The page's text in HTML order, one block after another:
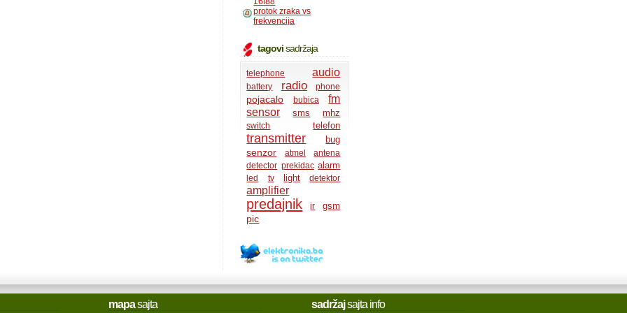
protok zraka vs
frekvencija
tagovisadržaja
telephone audio
battery radio phone
pojacalo bubica
fm
sensor
sms mhz
switch telefon
transmitter bug
senzor atmel
antena
detector prekidac alarm
led tv light detektor
amplifier
predajnik ir gsm
pic
mapasajta sadržajsajta info